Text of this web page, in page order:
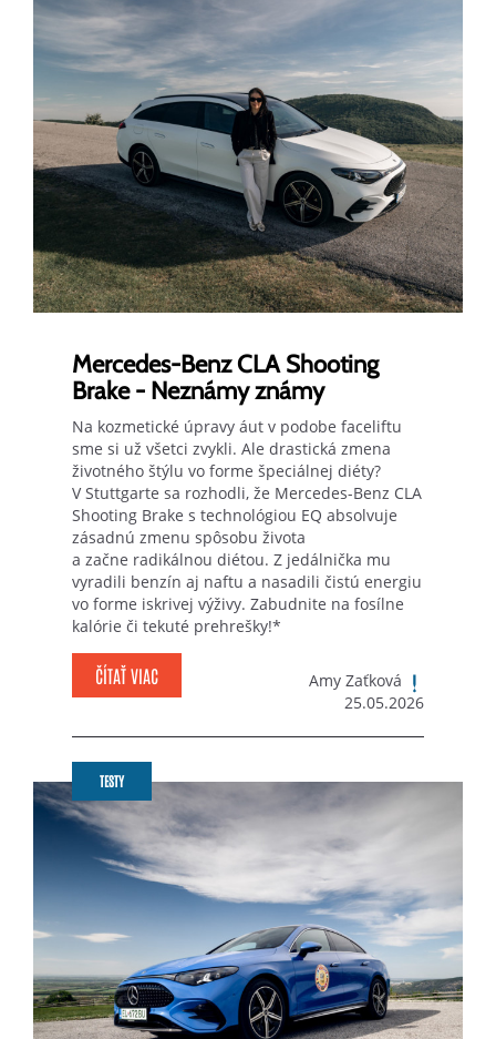
Mercedes-Benz CLA Shooting
Brake - Neznámy známy
Na kozmetické úpravy áut v podobe faceliftu
sme si už všetci zvykli. Ale drastická zmena
životného štýlu vo forme špeciálnej diéty?
V Stuttgarte sa rozhodli, že Mercedes-Benz CLA
Shooting Brake s technológiou EQ absolvuje
zásadnú zmenu spôsobu života
a začne radikálnou diétou. Z jedálnička mu
vyradili benzín aj naftu a nasadili čistú energiu
vo forme iskrivej výživy. Zabudnite na fosílne
kalórie či tekuté prehrešky!*
ČÍTAŤ VIAC
Amy Zaťková
25.05.2026
TESTY